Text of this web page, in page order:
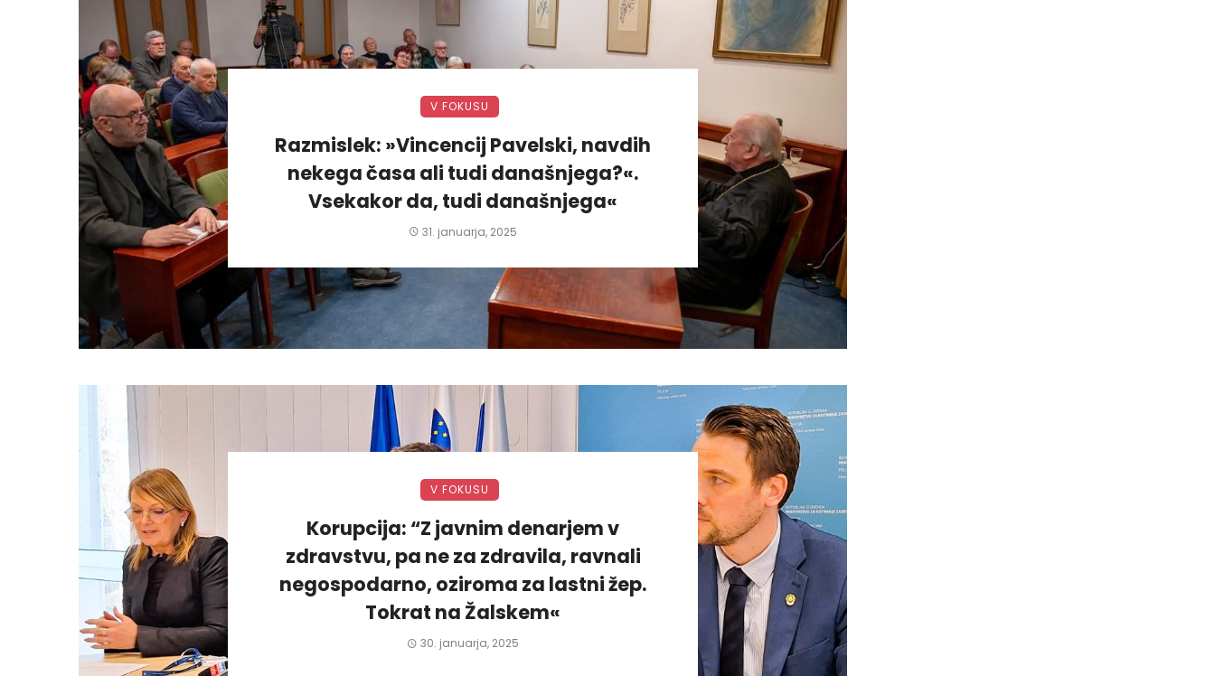
V FOKUSU
Razmislek: »Vincencij Pavelski, navdih
nekega časa ali tudi današnjega?«.
Vsekakor da, tudi današnjega«
31. januarja, 2025
V FOKUSU
Korupcija: “Z javnim denarjem v
zdravstvu, pa ne za zdravila, ravnali
negospodarno, oziroma za lastni žep.
Tokrat na Žalskem«
30. januarja, 2025